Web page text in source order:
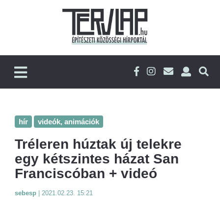
hír videók, animációk
Tréleren húztak új telekre
egy kétszintes házat San
Franciscóban + videó
sebesp 2021.02.23. 15:21